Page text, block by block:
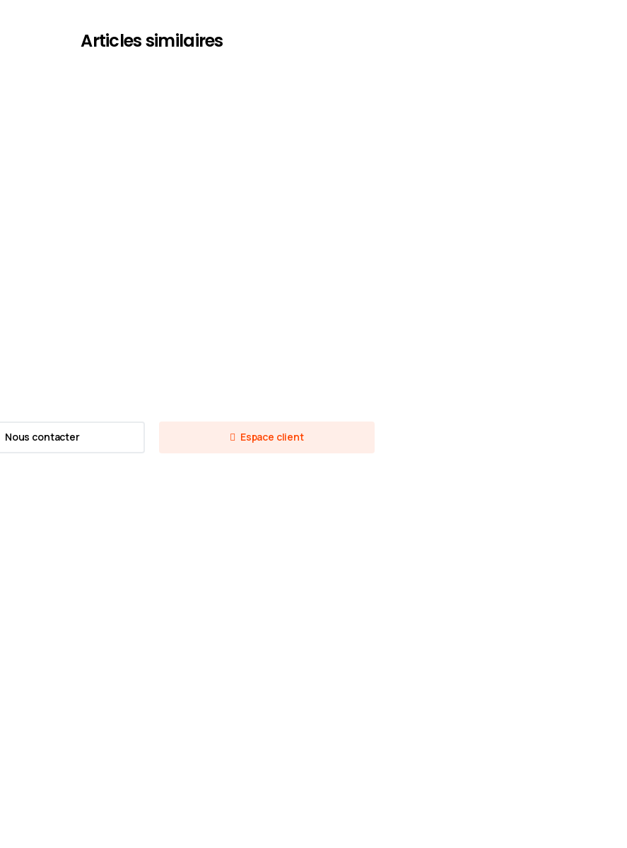
Articles similaires
Nous contacter Espace client